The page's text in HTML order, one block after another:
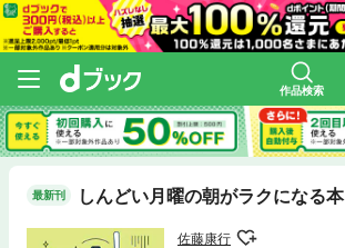
作品検索
最新刊 しんどい月曜の朝がラクになる本
佐藤康行